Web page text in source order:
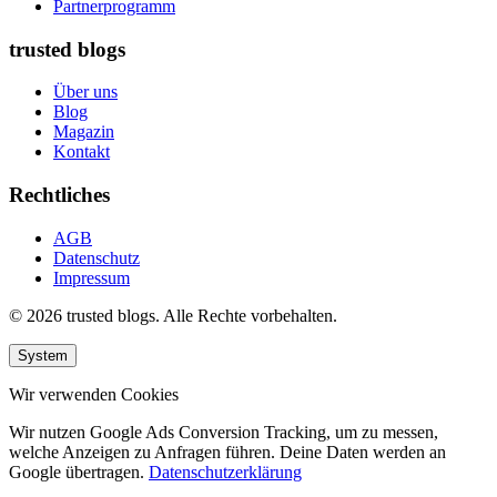
Partnerprogramm
trusted blogs
Über uns
Blog
Magazin
Kontakt
Rechtliches
AGB
Datenschutz
Impressum
© 2026 trusted blogs. Alle Rechte vorbehalten.
System
Wir verwenden Cookies
Wir nutzen Google Ads Conversion Tracking, um zu messen,
welche Anzeigen zu Anfragen führen. Deine Daten werden an
Google übertragen. Datenschutzerklärung